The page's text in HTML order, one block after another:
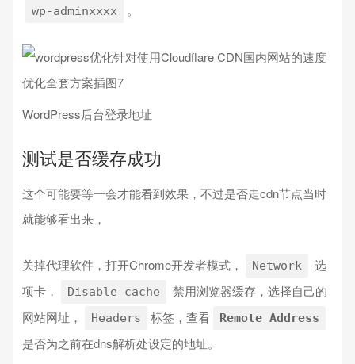
wp-adminxxxx 。
WordPress后台登录地址
测试是否缓存成功
这个可能要等一会才能看到效果，不过是否走cdn节点当时
就能够看出来，
关掉代理软件，打开Chrome开发者模式， Network
选
项卡，
Disable cache
禁用浏览器缓存，选择自己的
网站网址，
Headers 标签，查看 Remote Address
是否为之前在dns解析处设定的地址。